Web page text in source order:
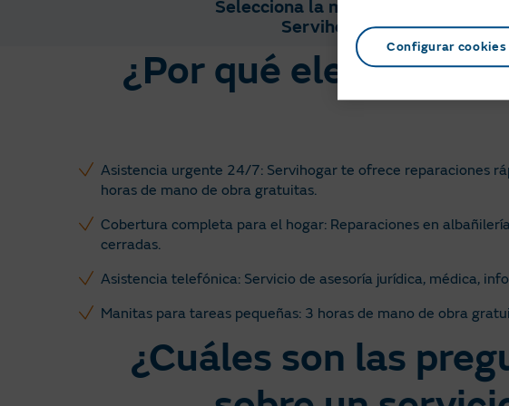
Selecciona la modalidad de
Servihogar
¿Por qué elegir
Asistencia urgente 24/7: Servihogar te ofrece reparaciones
horas de mano de obra gratuitas.
Cobertura completa para el hogar: Reparaciones en
cerradas.
Asistencia telefónica: Servicio de asesoría jurídica, médica,
Manitas para tareas pequeñas: 3 horas de mano de obra
¿Cuáles son las
Configurar cookies